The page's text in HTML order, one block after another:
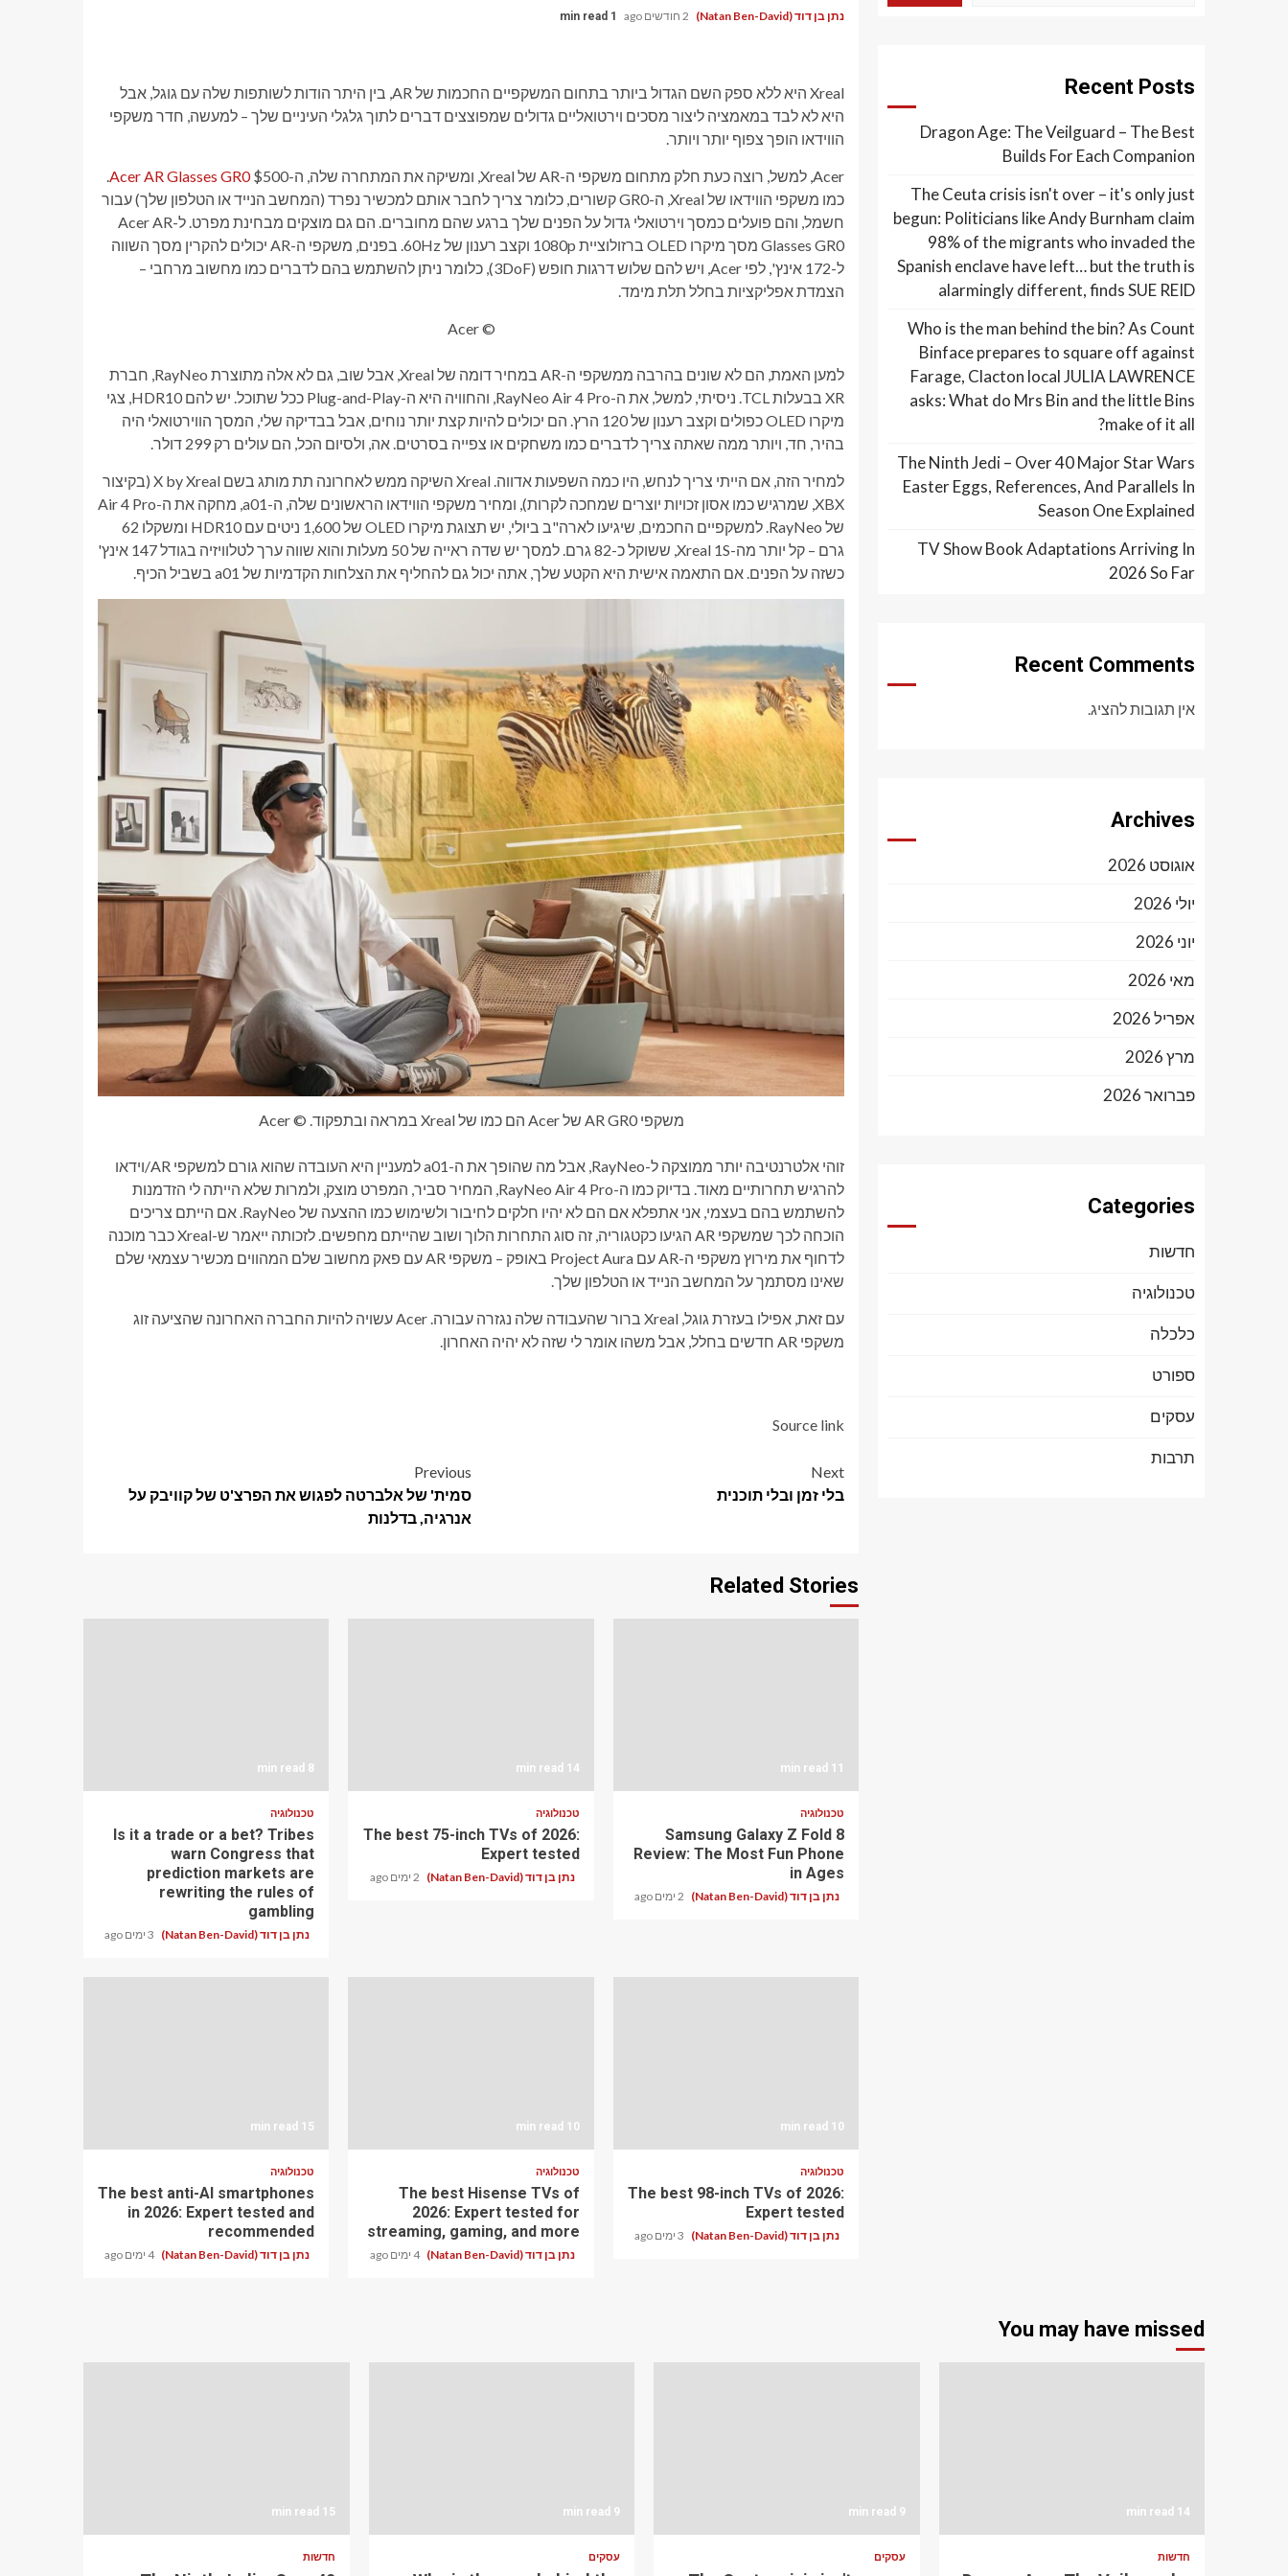
נתן בן דוד (Natan Ben-David) 2 חודשים ago 1 min read
Xreal היא ללא ספק השם הגדול ביותר בתחום המשקפיים החכמות של AR, בין היתר הודות לשותפות שלה עם גוגל, אבל
היא לא לבד במאמציה ליצור מסכים וירטואליים גדולים שמפוצצים דברים לתוך גלגלי העיניים שלך – למעשה, חדר משקפי
הווידאו הופך צפוף יותר ויותר.
Acer, למשל, רוצה כעת חלק מתחום משקפי ה-AR של Xreal, ומשיקה את המתחרה שלה, ה-$500 Acer AR Glasses GR0
.
כמו משקפי הווידאו של Xreal, ה-GR0 קשורים, כלומר צריך לחבר אותם למכשיר נפרד (המחשב הנייד או הטלפון שלך) עבור
חשמל, והם פועלים כמסך וירטואלי גדול על הפנים שלך ברגע שהם מחוברים. הם גם מוצקים מבחינת מפרט. ל-Acer AR
Glasses GR0 מסך מיקרו OLED ברזולוציית 1080p וקצב רענון של 60Hz. בפנים, משקפי ה-AR יכולים להקרין מסך השווה
ל-172 אינץ', לפי Acer, ויש להם שלוש דרגות חופש (3DoF), כלומר ניתן להשתמש בהם לדברים כמו מחשוב מרחבי –
הצמדת אפליקציות בחלל תלת מימד.
© Acer
למען האמת, הם לא שונים בהרבה ממשקפי ה-AR במחיר דומה של Xreal, אבל שוב, גם לא אלה מתוצרת RayNeo, חברת
XR בבעלות TCL. ניסיתי, למשל, את ה-RayNeo Air 4 Pro, והחוויה היא ה-Plug-and-Play ככל שתוכל. יש להם HDR10, צגי
מיקרו OLED כפולים וקצב רענון של 120 הרץ. הם יכולים להיות קצת יותר נוחים, אבל בבדיקה שלי, המסך הווירטואלי היה
בהיר, חד, ויותר ממה שאתה צריך לדברים כמו משחקים או צפייה בסרטים. אה, ולסיום הכל, הם עולים רק 299 דולר.
למחיר הזה, אם הייתי צריך לנחש, היו כמה השפעות אדווה. Xreal השיקה ממש לאחרונה תת מותג בשם X by Xreal (בקיצור
XBX, שמרגיש כמו אסון זכויות יוצרים שמחכה לקרות), ומחיר משקפי הווידאו הראשונים שלה, ה-a01, מחקה את ה-Air 4 Pro
של RayNeo. למשקפיים החכמים, שיגיעו לארה"ב ביולי, יש תצוגת מיקרו OLED של 1,600 ניטים עם HDR10 ומשקלו 62
גרם – קל יותר מה-Xreal 1S, ששוקל כ-82 גרם. למסך יש שדה ראייה של 50 מעלות והוא שווה ערך לטלוויזיה בגודל 147 אינץ'
כשזה על הפנים. אם התאמה אישית היא הקטע שלך, אתה יכול גם להחליף את הצלחות הקדמיות של a01 בשביל הכיף.
משקפי AR GR0 של Acer הם כמו של Xreal במראה ובתפקוד. © Acer
זוהי אלטרנטיבה יותר ממוצקה ל-RayNeo, אבל מה שהופך את ה-a01 למעניין היא העובדה שהוא גורם למשקפי AR/וידאו
להרגיש תחרותיים מאוד. בדיוק כמו ה-RayNeo Air 4 Pro, המחיר סביר, המפרט מוצק, ולמרות שלא הייתה לי הזדמנות
להשתמש בהם בעצמי, אני אתפלא אם הם לא יהיו חלקים לחיבור ולשימוש כמו ההצעה של RayNeo. אם הייתם צריכים
הוכחה לכך שמשקפי AR הגיעו כקטגוריה, זה סוג התחרות הלוך ושוב שהייתם מחפשים. לזכותה ייאמר ש-Xreal כבר מוכנה
לדחוף את מירוץ משקפי ה-AR עם Project Aura באופק – משקפי AR עם פאק מחשוב שלם המהווים מכשיר עצמאי שלם
שאינו מסתמך על המחשב הנייד או הטלפון שלך.
עם זאת, אפילו בעזרת גוגל, Xreal ברור שהעבודה שלה נגזרה עבורה. Acer עשויה להיות החברה האחרונה שהציעה זוג
משקפי AR חדשים בחלל, אבל משהו אומר לי שזה לא יהיה האחרון.
Source link
Post
Previous
סמית' של אלברטה לפגוש את הפרצ'ט של קוויבק על
אנרגיה, בדלנות
Next
בלי זמן ובלי תוכנית
Related Stories
11 min read
טכנולוגיה
Samsung Galaxy Z Fold 8
Review: The Most Fun Phone
in Ages
נתן בן דוד (Natan Ben-David) 2 ימים ago
14 min read
טכנולוגיה
The best 75-inch TVs of 2026:
Expert tested
נתן בן דוד (Natan Ben-David) 2 ימים ago
8 min read
טכנולוגיה
Is it a trade or a bet? Tribes
warn Congress that
prediction markets are
rewriting the rules of
gambling
נתן בן דוד (Natan Ben-David) 3 ימים ago
10 min read
טכנולוגיה
The best 98-inch TVs of 2026:
Expert tested
נתן בן דוד (Natan Ben-David) 3 ימים ago
10 min read
טכנולוגיה
The best Hisense TVs of
2026: Expert tested for
streaming, gaming, and more
נתן בן דוד (Natan Ben-David) 4 ימים ago
15 min read
טכנולוגיה
The best anti-AI smartphones
in 2026: Expert tested and
recommended
נתן בן דוד (Natan Ben-David) 4 ימים ago
Recent Posts
Dragon Age: The Veilguard – The Best
Builds For Each Companion
The Ceuta crisis isn't over – it's only just
begun: Politicians like Andy Burnham claim
98% of the migrants who invaded the
Spanish enclave have left… but the truth is
alarmingly different, finds SUE REID
Who is the man behind the bin? As Count
Binface prepares to square off against
Farage, Clacton local JULIA LAWRENCE
asks: What do Mrs Bin and the little Bins
make of it all?
The Ninth Jedi – Over 40 Major Star Wars
Easter Eggs, References, And Parallels In
Season One Explained
TV Show Book Adaptations Arriving In
2026 So Far
Recent Comments
אין תגובות להציג.
Archives
אוגוסט 2026
יולי 2026
יוני 2026
מאי 2026
אפריל 2026
מרץ 2026
פברואר 2026
Categories
חדשות
טכנולוגיה
כלכלה
ספורט
עסקים
תרבות
You may have missed
14 min read
חדשות
9 min read
עסקים
9 min read
עסקים
15 min read
חדשות